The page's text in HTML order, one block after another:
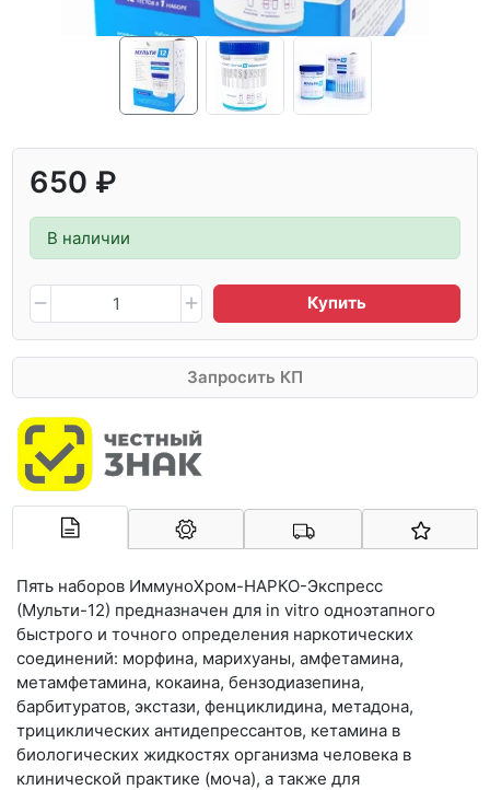
650 ₽
В наличии
Купить
Запросить КП
Арконт-Мед
Пять наборов ИммуноХром-НАРКО-Экспресс
(Мульти-12) предназначен для in vitro одноэтапного
быстрого и точного определения наркотических
соединений: морфина, марихуаны, амфетамина,
метамфетамина, кокаина, бензодиазепина,
барбитуратов, экстази, фенциклидина, метадона,
трициклических антидепрессантов, кетамина в
биологических жидкостях организма человека в
клинической практике (моча), а также для